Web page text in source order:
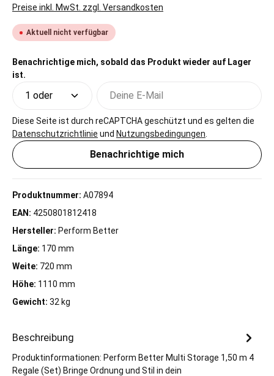
Preise inkl. MwSt. zzgl. Versandkosten
Aktuell nicht verfügbar
Benachrichtige mich, sobald das Produkt wieder auf Lager
ist.
Diese Seite ist durch reCAPTCHA geschützt und es gelten die
Datenschutzrichtlinie und Nutzungsbedingungen
Benachrichtige mich
Produktnummer: A07894
EAN: 4250801812418
Hersteller: Perform Better
Länge: 170 mm
Weite: 720 mm
Höhe: 1110 mm
Gewicht: 32 kg
Beschreibung
Produktinformationen: Perform Better Multi Storage 1,50 m 4
Regale (Set) Bringe Ordnung und Stil in dein